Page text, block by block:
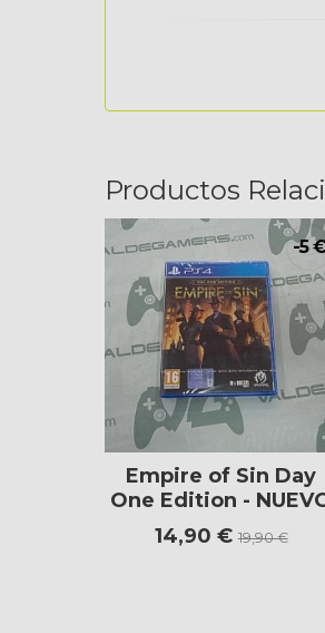
Productos
-5 €
Empire of Sin Day
One Edition -
14,90 €19,90 €